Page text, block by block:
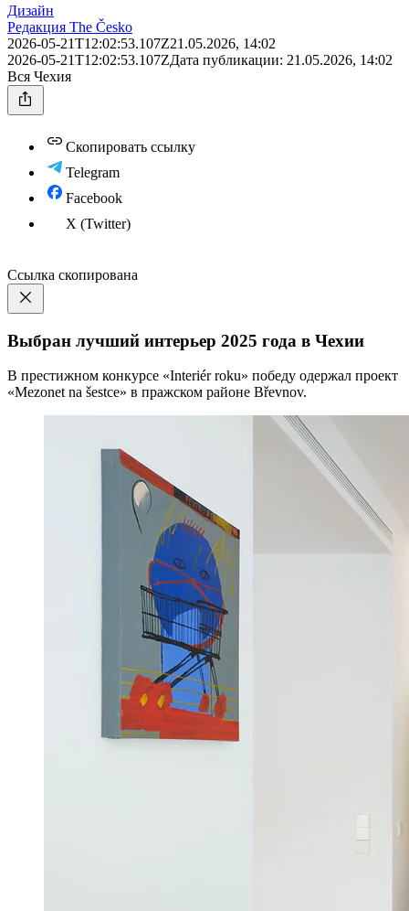
Дизайн
Редакция The Česko
2026-05-21T12:02:53.107Z21.05.2026, 14:02
2026-05-21T12:02:53.107ZДата публикации: 21.05.2026, 14:02
Вся Чехия
Скопировать ссылку
Telegram
Facebook
X (Twitter)
Ссылка скопирована
Выбран лучший интерьер 2025 года в Чехии
В престижном конкурсе «Interiér roku» победу одержал проект
«Mezonet na šestce» в пражском районе Břevnov.